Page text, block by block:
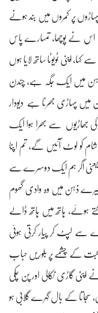
پر کمروں میں بند ہونے
اس نے پوچھا، تمہارے پاس
اپنی ٹویوٹا ساتھ لایا ہوں
ذہن میں ایک جگہ ہے، چندن
پہاڑی جھرنا ہے دیودار
جھاڑیوں سے بھرا ہوا ایک
کو لوٹ آئیں گے، تم اپنا
، یعنی اگر ہم ایک دوسرے سے
ذہن میں وہ وادی گھوم
ہوئے، ہاتھ میں ہاتھ ڈالے
سے لپٹ کر پیار کرتی ہوئی
کے چشمے پر بلوریں حباب
گاڑی نکالی اور پن چکی
سجاتا کے بال گہرے گلابی ہو